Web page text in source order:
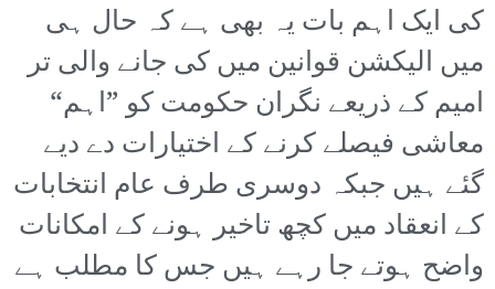
کی ایک اہم بات یہ بھی ہے کہ حال ہی
میں الیکشن قوانین میں کی جانے والی تر
امیم کے ذریعے نگران حکومت کو ”اہم“
معاشی فیصلے کرنے کے اختیارات دے دیے
گئے ہیں جبکہ دوسری طرف عام انتخابات
کے انعقاد میں کچھ تاخیر ہونے کے امکانات
واضح ہوتے جا رہے ہیں جس کا مطلب ہے